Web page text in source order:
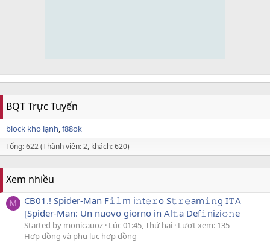
BQT Trực Tuyến
block kho lạnh f88ok
Tổng: 622 (Thành viên: 2, khách: 620)
Xem nhiều
M
CB01.! Spider-Man F𝚒𝚕m i𝚗t𝚎𝚛o S𝚝𝚛𝚎am𝚒𝚗g I𝚃A
[Spider-Man: Un nuovo giorno in Al𝚝a Def𝚒nizi𝚘𝚗e
Started by monicauoz Lúc 01:45, Thứ hai Lượt xem: 135
Hợp đồng và phụ lục hợp đồng